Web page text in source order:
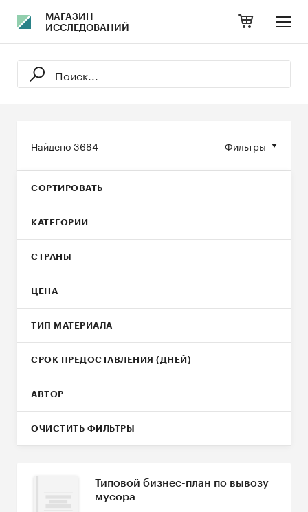
МАГАЗИН
ИССЛЕДОВАНИЙ
Фильтры
Найдено3684
СОРТИРОВАТЬ
КАТЕГОРИИ
СТРАНЫ
ЦЕНА
ТИП МАТЕРИАЛА
СРОК ПРЕДОСТАВЛЕНИЯ (ДНЕЙ)
АВТОР
ОЧИСТИТЬ ФИЛЬТРЫ
Типовой бизнес-план по вывозу
мусора